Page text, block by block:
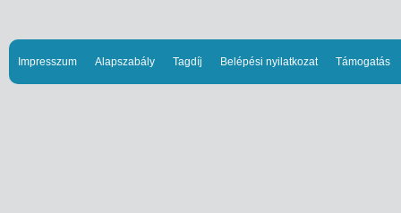
Impresszum Alapszabály Tagdíj Belépési nyilatkozat Támogatás